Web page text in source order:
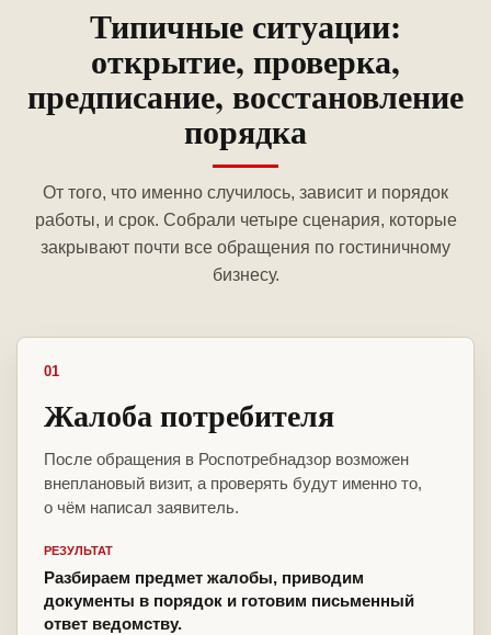
Типичные ситуации:
открытие, проверка,
предписание, восстановление
порядка
От того, что именно случилось, зависит и порядок
работы, и срок. Собрали четыре сценария, которые
закрывают почти все обращения по гостиничному
бизнесу.
01
Жалоба потребителя
После обращения в Роспотребнадзор возможен
внеплановый визит, а проверять будут именно то,
о чём написал заявитель.
РЕЗУЛЬТАТ
Разбираем предмет жалобы, приводим
документы в порядок и готовим письменный
ответ ведомству.